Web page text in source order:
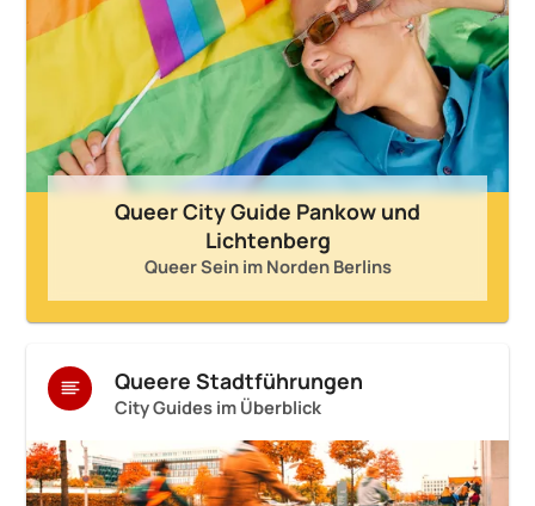
Queer City Guide Pankow und
Lichtenberg
Queer Sein im Norden Berlins
Queere Stadtführungen
City Guides im Überblick